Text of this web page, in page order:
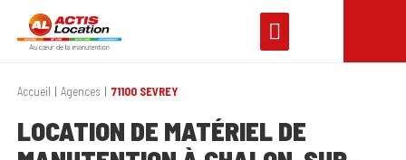
Accueil Agences 71100 SEVREY
LOCATION DE MATÉRIEL DE